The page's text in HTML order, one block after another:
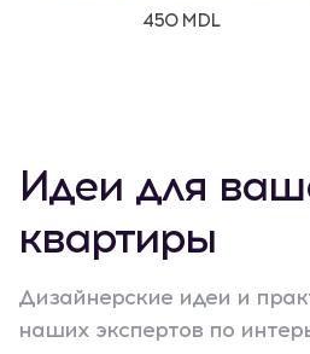
450 MDL
Идеи для
квартиры
Дизайнерские идеи и
наших экспертов по